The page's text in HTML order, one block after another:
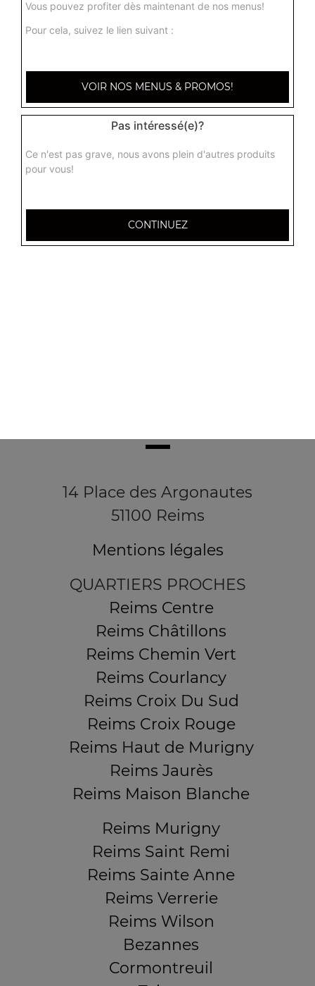
14 Place des Argonautes
51100 Reims
Mentions légales
QUARTIERS PROCHES
Reims Centre
Reims Châtillons
Reims Chemin Vert
Reims Courlancy
Reims Croix Du Sud
Reims Croix Rouge
Reims Haut de Murigny
Reims Jaurès
Reims Maison Blanche
Reims Murigny
Reims Saint Remi
Reims Sainte Anne
Reims Verrerie
Reims Wilson
Bezannes
Cormontreuil
Vous pouvez profiter dès maintenant de nos menus!
Pour cela, suivez le lien suivant :
VOIR NOS MENUS & PROMOS!
Pas intéressé(e)?
Ce n'est pas grave, nous avons plein d'autres produits
pour vous!
CONTINUEZ